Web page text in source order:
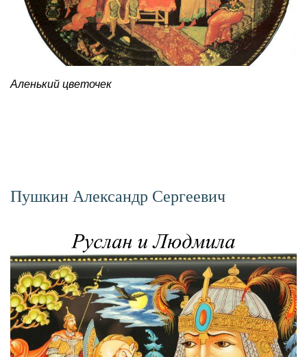
Аленький цветочек
Пушкин Александр Сергеевич